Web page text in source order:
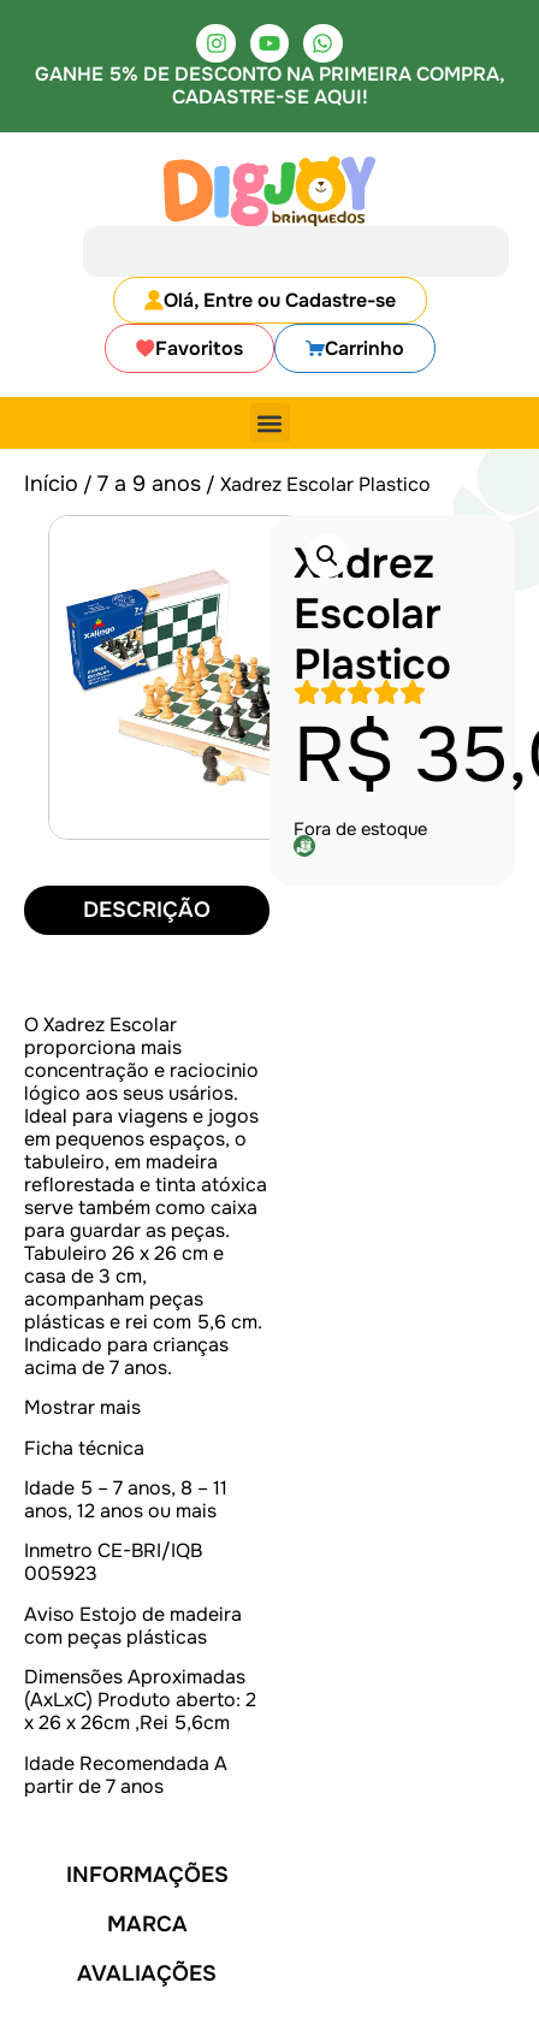
GANHE 5% DE DESCONTO NA PRIMEIRA COMPRA,
CADASTRE-SE AQUI!
Olá, Entre ou Cadastre-se
Favoritos
Carrinho
Início / 7 a 9 anos / Xadrez Escolar Plastico
Xadrez
Escolar
Plastico
R$
Fora de estoque
DESCRIÇÃO
INFORMAÇÕES
MARCA
AVALIAÇÕES
O Xadrez Escolar
proporciona mais
concentração e raciocinio
lógico aos seus usários.
Ideal para viagens e jogos
em pequenos espaços, o
tabuleiro, em madeira
reflorestada e tinta atóxica
serve também como caixa
para guardar as peças.
Tabuleiro 26 x 26 cm e
casa de 3 cm,
acompanham peças
plásticas e rei com 5,6 cm.
Indicado para crianças
acima de 7 anos.
Mostrar mais
Ficha técnica
Idade 5 – 7 anos, 8 – 11
anos, 12 anos ou mais
Inmetro CE-BRI/IQB
005923
Aviso Estojo de madeira
com peças plásticas
Dimensões Aproximadas
(AxLxC) Produto aberto: 2
x 26 x 26cm ,Rei 5,6cm
Idade Recomendada A
partir de 7 anos